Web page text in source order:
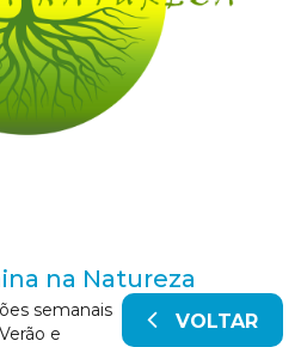
na Natureza
VOLTAR
semanais
e